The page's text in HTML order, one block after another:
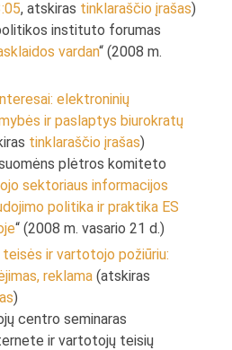
, atskiras tinklaraščio įrašas)
instituto forumas
vardan“ (2008 m.
elektroninių
ir paslaptys biurokratų
tinklaraščio įrašas)
plėtros komiteto
sektoriaus informacijos
politika ir praktika ES
“ (2008 m. vasario 21 d.)
ir vartotojo požiūriu:
reklama (atskiras
)
centro seminaras
ir vartotojų teisių